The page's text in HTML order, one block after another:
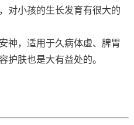
对小孩的生长发育有很大的
神，适用于久病体虚、脾胃
护肤也是大有益处的。